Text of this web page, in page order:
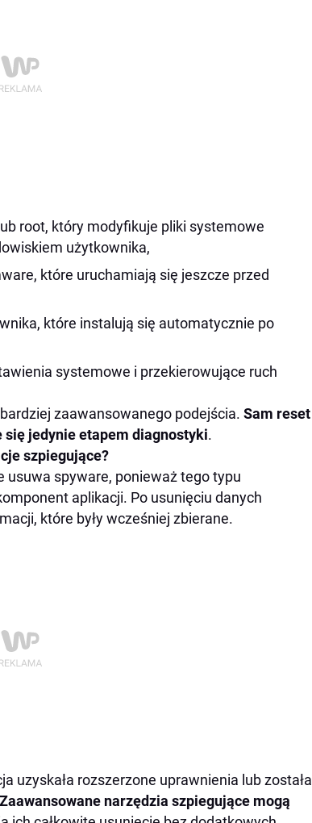
root, który modyfikuje pliki systemowe
użytkownika,
które uruchamiają się jeszcze przed
które instalują się automatycznie po
systemowe i przekierowujące ruch
zaawansowanego podejścia. Sam reset
jedynie etapem diagnostyki.
szpiegujące?
spyware, ponieważ tego typu
aplikacji. Po usunięciu danych
które były wcześniej zbierane.
uzyskała rozszerzone uprawnienia lub została
Zaawansowane narzędzia szpiegujące mogą